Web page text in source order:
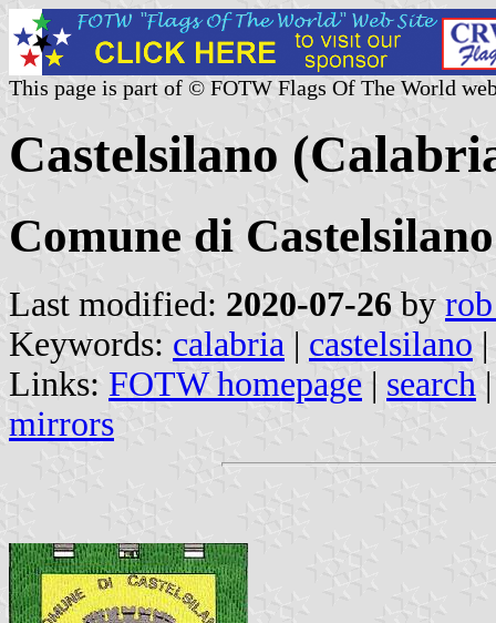
This page is part of © FOTW Flags Of The World
Castelsilano
Comune di Castelsilano
Last modified: 2020-07-26 by
Keywords: calabria | castelsilano |
Links: FOTW homepage | search
mirrors